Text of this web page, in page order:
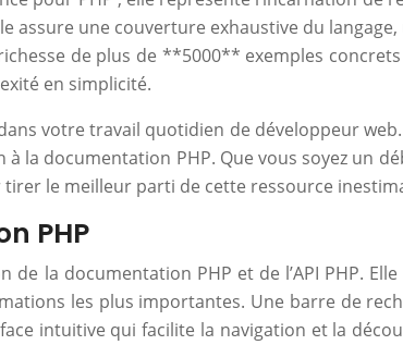
une couverture exhaustive du
de plus de **5000** exemples
en simplicité.
votre travail quotidien de développeur
la documentation PHP. Que vous soyez un
tirer le meilleur parti de cette ressource
PHP
la documentation PHP et de l’API PHP.
les plus importantes. Une barre de
intuitive qui facilite la navigation et la